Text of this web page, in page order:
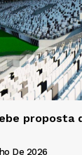
proposta
De 2026